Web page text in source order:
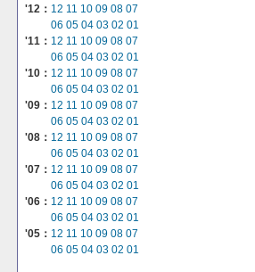
'12： 12 11 10 09 08 07
06 05 04 03 02 01
'11： 12 11 10 09 08 07
06 05 04 03 02 01
'10： 12 11 10 09 08 07
06 05 04 03 02 01
'09： 12 11 10 09 08 07
06 05 04 03 02 01
'08： 12 11 10 09 08 07
06 05 04 03 02 01
'07： 12 11 10 09 08 07
06 05 04 03 02 01
'06： 12 11 10 09 08 07
06 05 04 03 02 01
'05： 12 11 10 09 08 07
06 05 04 03 02 01